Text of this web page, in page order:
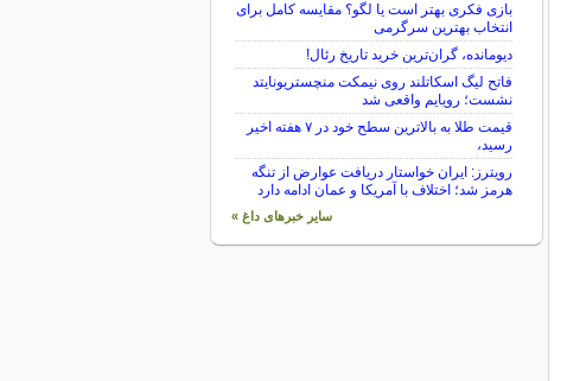
بازی فکری بهتر است یا لگو؟ مقایسه کامل برای
انتخاب بهترین سرگرمی
دیومانده، گران‌ترین خرید تاریخ رئال!
فاتح لیگ اسکاتلند روی نیمکت منچستریونایتد
نشست؛ رویایم واقعی شد
قیمت طلا به بالاترین سطح خود در ۷ هفته اخیر
رسید،
رویترز: ایران خواستار دریافت عوارض از تنگه
هرمز شد؛ اختلاف با آمریکا و عمان ادامه دارد
سایر خبرهای داغ »